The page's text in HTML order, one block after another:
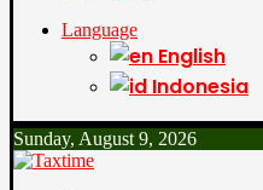
Language
English
Indonesia
Sunday, August 9, 2026